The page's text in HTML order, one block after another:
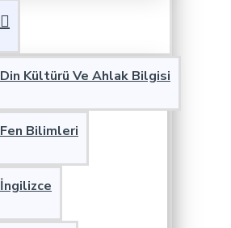
Din Kültürü Ve Ahlak Bilgisi
Fen Bilimleri
İngilizce